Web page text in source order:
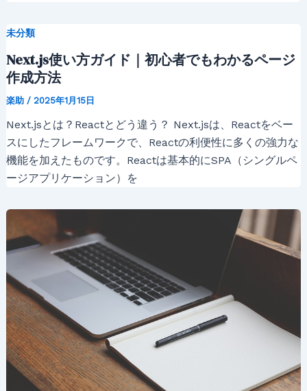
未分類
Next.js使い方ガイド｜初心者でもわかるページ
作成方法
楽助 / 2025年1月15日
Next.jsとは？Reactとどう違う？ Next.jsは、Reactをベー
スにしたフレームワークで、Reactの利便性に多くの強力な
機能を加えたものです。Reactは基本的にSPA（シングルペ
ージアプリケーション）を